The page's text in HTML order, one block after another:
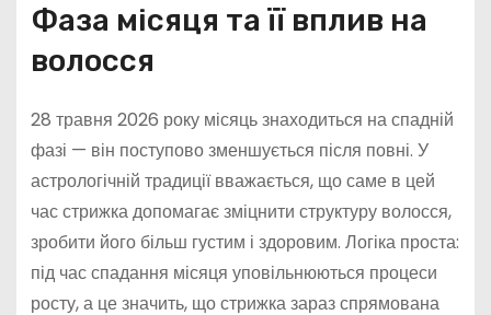
Фаза місяця та її вплив на
волосся
28 травня 2026 року місяць знаходиться на спадній
фазі — він поступово зменшується після повні. У
астрологічній традиції вважається, що саме в цей
час стрижка допомагає зміцнити структуру волосся,
зробити його більш густим і здоровим. Логіка проста:
під час спадання місяця уповільнюються процеси
росту, а це значить, що стрижка зараз спрямована